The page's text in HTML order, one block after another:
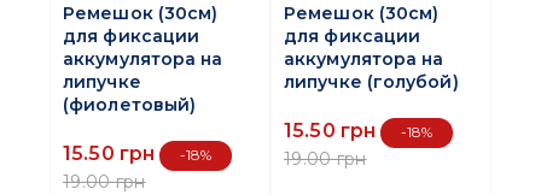
Ремешок (30см)
для фиксации
аккумулятора на
липучке
(фиолетовый)
15.50 грн -18%
19.00 грн
Ремешок (30см)
для фиксации
аккумулятора на
липучке (голубой)
15.50 грн -18%
19.00 грн